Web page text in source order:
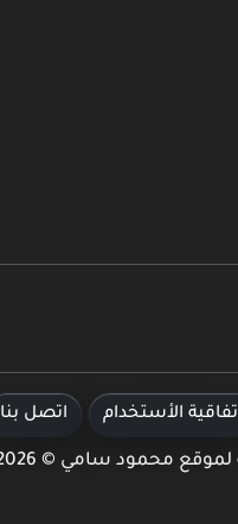
الأستخدام اتصل بنا
محمود سامي © 2026